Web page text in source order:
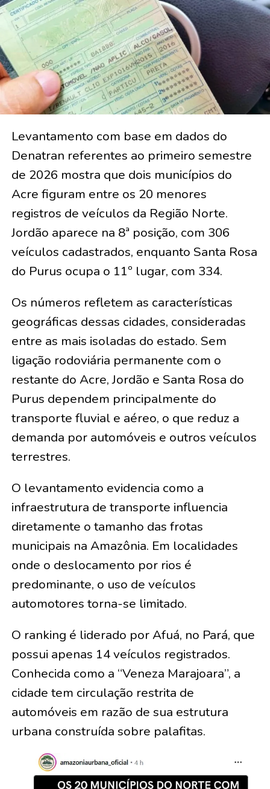
Levantamento com base em dados do
Denatran referentes ao primeiro semestre
de 2026 mostra que dois municípios do
Acre figuram entre os 20 menores
registros de veículos da Região Norte.
Jordão aparece na 8ª posição, com 306
veículos cadastrados, enquanto Santa Rosa
do Purus ocupa o 11º lugar, com 334.
Os números refletem as características
geográficas dessas cidades, consideradas
entre as mais isoladas do estado. Sem
ligação rodoviária permanente com o
restante do Acre, Jordão e Santa Rosa do
Purus dependem principalmente do
transporte fluvial e aéreo, o que reduz a
demanda por automóveis e outros veículos
terrestres.
O levantamento evidencia como a
infraestrutura de transporte influencia
diretamente o tamanho das frotas
municipais na Amazônia. Em localidades
onde o deslocamento por rios é
predominante, o uso de veículos
automotores torna-se limitado.
O ranking é liderado por Afuá, no Pará, que
possui apenas 14 veículos registrados.
Conhecida como a “Veneza Marajoara”, a
cidade tem circulação restrita de
automóveis em razão de sua estrutura
urbana construída sobre palafitas.